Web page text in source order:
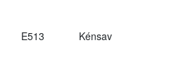
E513 Kénsav